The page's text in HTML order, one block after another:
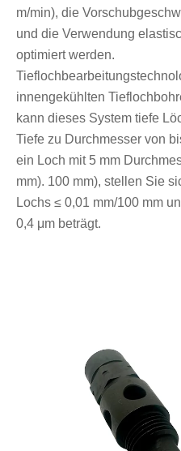
m/min), die
und die Verwendung
optimiert werden.
innengekühlten
kann dieses System tiefe
Tiefe zu Durchmesser von
ein Loch mit 5 mm
mm). 100 mm), stellen Sie
Lochs ≤ 0,01 mm/100 mm
0,4 μm beträgt.